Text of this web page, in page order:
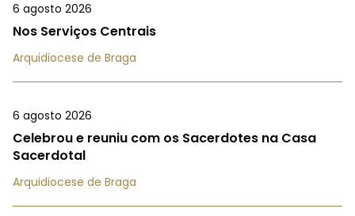
6 agosto 2026
Nos Serviços Centrais
Arquidiocese de Braga
6 agosto 2026
Celebrou e reuniu com os Sacerdotes na Casa
Sacerdotal
Arquidiocese de Braga